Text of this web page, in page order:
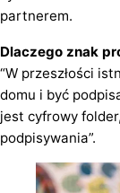
partnerem.
Dlaczego znak
“W przeszłości
domu i być
jest cyfrowy
podpisywania”.